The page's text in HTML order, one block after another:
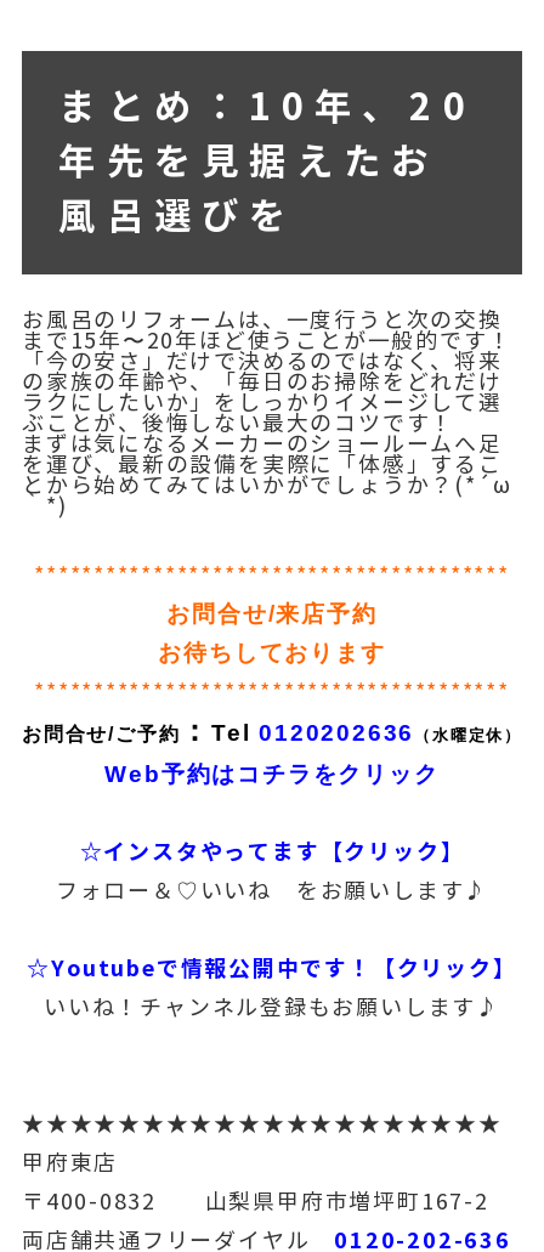
まとめ：10年、20
年先を見据えたお
風呂選びを
お風呂のリフォームは、一度行うと次の交換
まで15年〜20年ほど使うことが一般的です！
「今の安さ」だけで決めるのではなく、将来
の家族の年齢や、「毎日のお掃除をどれだけ
ラクにしたいか」をしっかりイメージして選
ぶことが、後悔しない最大のコツです！
まずは気になるメーカーのショールームへ足
を運び、最新の設備を実際に「体感」するこ
とから始めてみてはいかがでしょうか？(*´ω
｀*)
****************************************
お問合せ/来店予約
お待ちしております
****************************************
お問合せ/ご予約 ：Tel0120202636 （水曜定休）
Web予約はコチラをクリック
☆インスタやってます【クリック】
フォロー＆♡いいね をお願いします♪
☆Youtubeで情報公開中です！【クリック】
いいね！チャンネル登録もお願いします♪
★★★★★★★★★★★★★★★★★★★★
甲府東店
〒400-0832 山梨県甲府市増坪町167-2
両店舗共通フリーダイヤル 0120-202-636